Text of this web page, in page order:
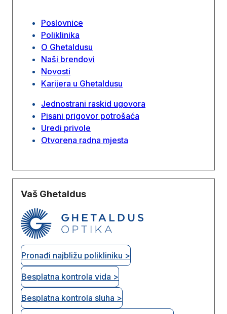
Poslovnice
Poliklinika
O Ghetaldusu
Naši brendovi
Novosti
Karijera u Ghetaldusu
Jednostrani raskid ugovora
Pisani prigovor potrošaća
Uredi privole
Otvorena radna mjesta
Vaš Ghetaldus
Pronađi najbližu polikliniku >
Besplatna kontrola vida >
Besplatna kontrola sluha >